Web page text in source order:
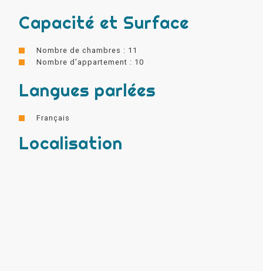
Capacité et Surface
Nombre de chambres : 11
Nombre d'appartement : 10
Langues parlées
Français
Localisation